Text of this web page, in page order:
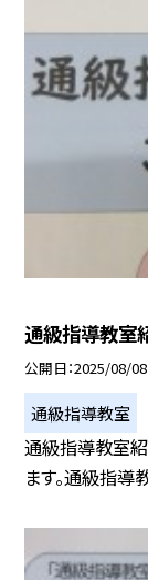
通級指導教室
公開日 2025/08/08
通級指導教室
通級指導教室紹
ます。通級指導